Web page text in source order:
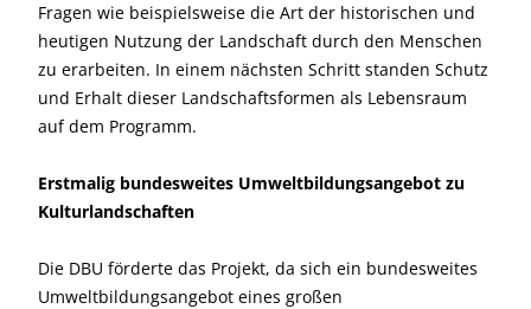
Fragen wie beispielsweise die Art der historischen und
heutigen Nutzung der Landschaft durch den Menschen
zu erarbeiten. In einem nächsten Schritt standen Schutz
und Erhalt dieser Landschaftsformen als Lebensraum
auf dem Programm.
Erstmalig bundesweites Umweltbildungsangebot zu
Kulturlandschaften
Die DBU förderte das Projekt, da sich ein bundesweites
Umweltbildungsangebot eines großen